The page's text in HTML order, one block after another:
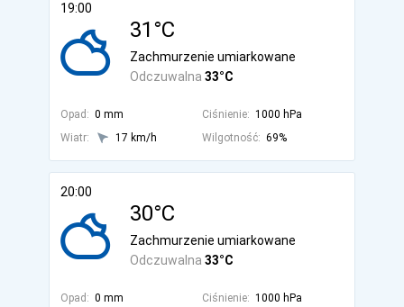
19:00
31°C
Odczuwalna 33°C
Zachmurzenie umiarkowane
Opad: 0 mm Ciśnienie: 1000 hPa
Wiatr:
17 km/h Wilgotność: 69%
20:00
30°C
Odczuwalna 33°C
Zachmurzenie umiarkowane
Opad: 0 mm Ciśnienie: 1000 hPa